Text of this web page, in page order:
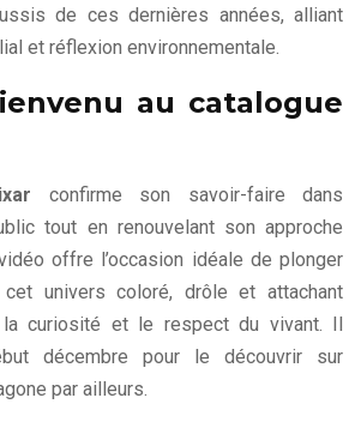
de ces dernières années, alliant
et réflexion environnementale.
au catalogue
confirme son savoir-faire dans
tout en renouvelant son approche
offre l’occasion idéale de plonger
univers coloré, drôle et attachant
la curiosité et le respect du vivant. Il
décembre pour le découvrir sur
par ailleurs.